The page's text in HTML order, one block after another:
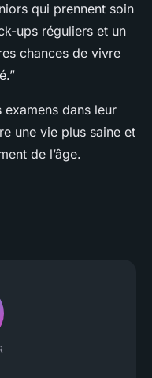
qui prennent soin
ups réguliers et un
chances de vivre
dans leur
une vie plus saine et
de l’âge.